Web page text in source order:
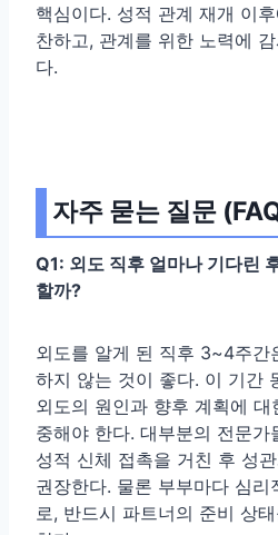
핵심이다. 성적 관계 재개 이
찬하고, 관계를 위한 노력에
다.
자주 묻는 질문
Q1: 외도 직후 얼마나 기다린
할까?
외도를 알게 된 직후 3~4주간
하지 않는 것이 좋다. 이 기간
외도의 원인과 향후 계획에
중해야 한다. 대부분의 전문
성적 신체 접촉을 거친 후 성
권장한다. 물론 부부마다 심
로, 반드시 파트너의 준비 상